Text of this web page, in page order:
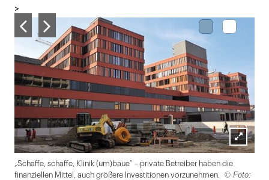
>
Lightbox
öffnen
„Schaffe, schaffe, Klinik (um)baue“ – private Betreiber haben die
finanziellen Mittel, auch größere Investitionen vorzunehmen.
© Foto: